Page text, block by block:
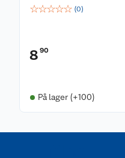
☆☆☆☆☆ (0)
8 90
På lager (+100)